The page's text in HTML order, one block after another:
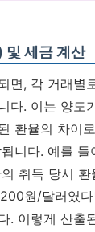
및 세금 계산
면, 각 거래별
다. 이는 양도
환율의 차이
니다. 예를 들
취득 당시
원/달러였
. 이렇게 산출